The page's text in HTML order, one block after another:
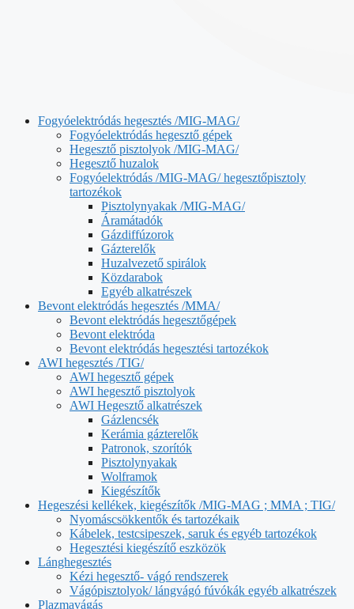
Fogyóelektródás hegesztés /MIG-MAG/
Fogyóelektródás hegesztő gépek
Hegesztő pisztolyok /MIG-MAG/
Hegesztő huzalok
Fogyóelektródás /MIG-MAG/ hegesztőpisztoly
tartozékok
Pisztolynyakak /MIG-MAG/
Áramátadók
Gázdiffúzorok
Gázterelők
Huzalvezető spirálok
Közdarabok
Egyéb alkatrészek
Bevont elektródás hegesztés /MMA/
Bevont elektródás hegesztőgépek
Bevont elektróda
Bevont elektródás hegesztési tartozékok
AWI hegesztés /TIG/
AWI hegesztő gépek
AWI hegesztő pisztolyok
AWI Hegesztő alkatrészek
Gázlencsék
Kerámia gázterelők
Patronok, szorítók
Pisztolynyakak
Wolframok
Kiegészítők
Hegeszési kellékek, kiegészítők /MIG-MAG ; MMA ; TIG/
Nyomáscsökkentők és tartozékaik
Kábelek, testcsipeszek, saruk és egyéb tartozékok
Hegesztési kiegészítő eszközök
Lánghegesztés
Kézi hegesztő- vágó rendszerek
Vágópisztolyok/ lángvágó fúvókák egyéb alkatrészek
Plazmavágás